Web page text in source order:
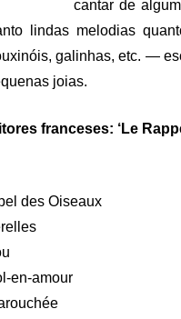
cantar de
lindas melodias
galinhas, etc. —
joias.
franceses: ‘Le
des Oiseaux
en-amour